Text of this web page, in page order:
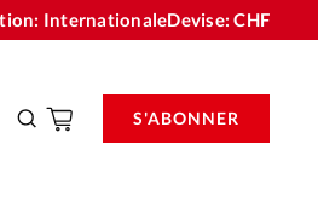
InternationaleDevise:CHF
S'ABONNER